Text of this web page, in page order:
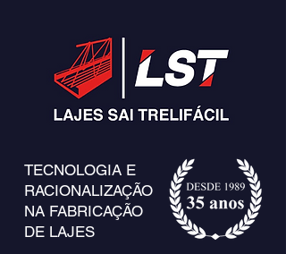
TECNOLOGIA E
RACIONALIZAÇÃO
NA FABRICAÇÃO
DE LAJES